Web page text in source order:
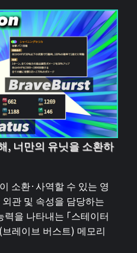
, 너만의 유닛을 소환하
소환·사역할 수 있는 영
관 및 속성을 담당하는
력을 나타내는 「스테이터
브레이브 버스트) 메모리